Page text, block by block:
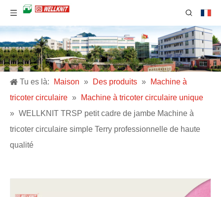
Tu es là: Maison » Des produits »
Machine à
tricoter circulaire »
Machine à tricoter circulaire unique
» WELLKNIT TRSP petit cadre de jambe Machine à
tricoter circulaire simple Terry professionnelle de haute
qualité